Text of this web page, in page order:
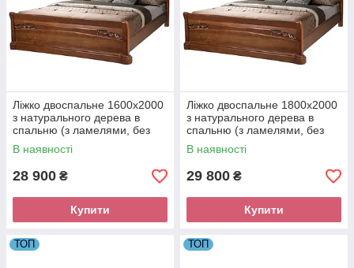
Ліжко двоспальне 1600х2000
з натурального дерева в
спальню (з ламелями, без
матраца) Шопен Мікс Меблі
В наявності
28 900 ₴
Купити
Ліжко двоспальне 1800х2000
з натурального дерева в
спальню (з ламелями, без
матраца) Шопен Мікс Меблі
В наявності
29 800 ₴
Купити
ТОП ТОП